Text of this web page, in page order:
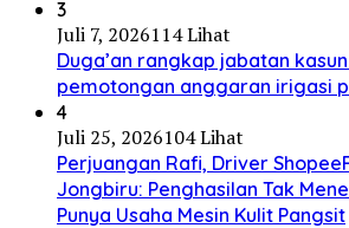
3
Juli 7, 2026114 Lihat
Duga’an rangkap jabatan
pemotongan anggaran irigasi
4
Juli 25, 2026104 Lihat
Perjuangan Rafi, Driver
Jongbiru: Penghasilan Tak
Punya Usaha Mesin Kulit Pangsit